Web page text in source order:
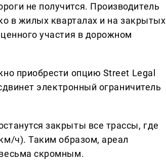
не получится. Производитель
в жилых кварталах и на закрытых
участия в дорожном
приобрести опцию Street Legal
электронный ограничитель
закрыты все трассы, где
ч). Таким образом, ареал
скромным.